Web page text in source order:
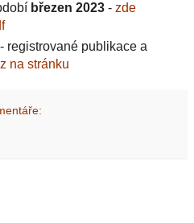
březen 2023- zde
registrované publikace a
na stránku